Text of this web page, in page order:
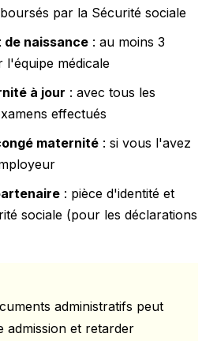
par la Sécurité sociale
de naissance : au moins 3
l'équipe médicale
à jour : avec tous les
effectués
maternité : si vous l'avez
: pièce d'identité et
sociale (pour les déclarations
administratifs peut
admission et retarder